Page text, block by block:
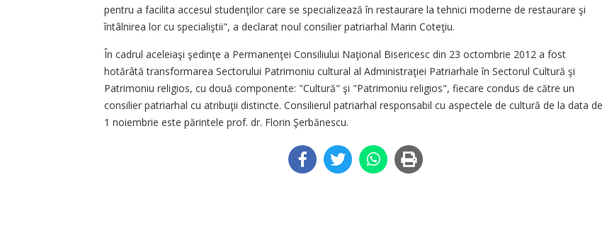
pentru a facilita accesul studenţilor care se specializează în restaurare la tehnici moderne de restaurare şi
întâlnirea lor cu specialiştii", a declarat noul consilier patriarhal Marin Coteţiu.
În cadrul aceleiaşi şedinţe a Permanenţei Consiliului Naţional Bisericesc din 23 octombrie 2012 a fost
hotărâtă transformarea Sectorului Patrimoniu cultural al Administraţiei Patriarhale în Sectorul Cultură şi
Patrimoniu religios, cu două componente: "Cultură" şi "Patrimoniu religios", fiecare condus de către un
consilier patriarhal cu atribuţii distincte. Consilierul patriarhal responsabil cu aspectele de cultură de la data de
1 noiembrie este părintele prof. dr. Florin Şerbănescu.